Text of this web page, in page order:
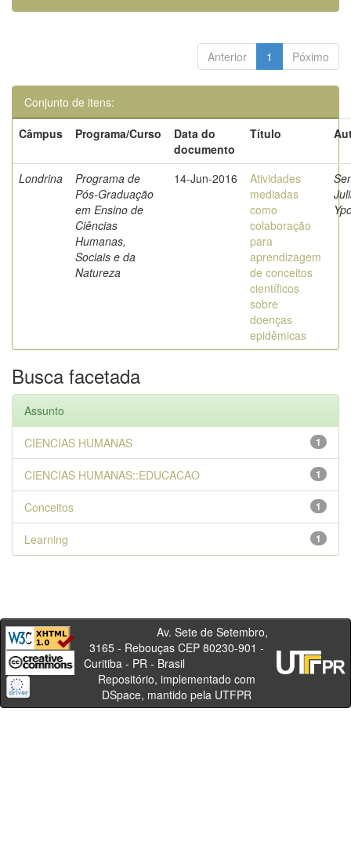
Anterior 1 Póximo
Conjunto de itens:
Câmpus
Programa/Curso
Data do
documento
Título
Londrina
Programa de
Pós-Graduação
em Ensino de
Ciências
Humanas,
Sociais e da
Natureza
14-Jun-2016
Atividades
mediadas
como
colaboração
para
aprendizagem
de conceitos
científicos
sobre
doenças
epidêmicas
Busca facetada
Assunto
1
CIENCIAS HUMANAS
1
CIENCIAS HUMANAS::EDUCACAO
1
Conceitos
1
Learning
Av. Sete de Setembro,
3165 - Rebouças CEP 80230-901 -
Curitiba - PR - Brasil
Repositório, implementado com
DSpace, mantido pela UTFPR